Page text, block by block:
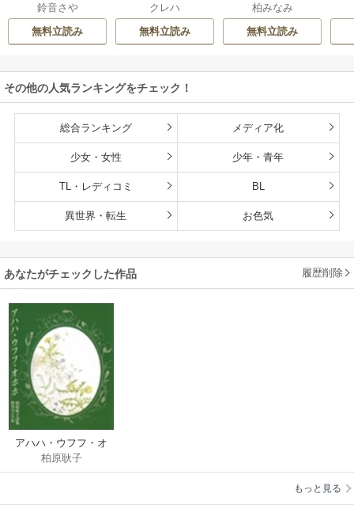
た
鈴音さや
無料立読み
クレハ
無料立読み
私を捨てる
柏みなみ
無料立読み
その他の人気ランキングをチェック！
総合ランキング メディア化
少女・女性 少年・青年
TL・レディコミ BL
異世界・転生 お色気
あなたがチェックした作品 履歴削除
アハハ・ウフフ・オ
ホホ
柏原耿子
もっと見る